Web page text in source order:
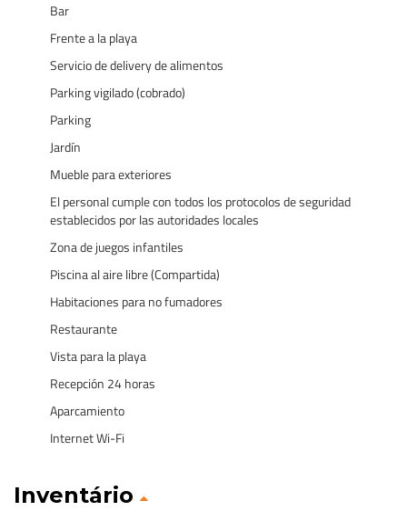
Bar
Frente a la playa
Servicio de delivery de alimentos
Parking vigilado (cobrado)
Parking
Jardín
Mueble para exteriores
El personal cumple con todos los protocolos de seguridad
establecidos por las autoridades locales
Zona de juegos infantiles
Piscina al aire libre (Compartida)
Habitaciones para no fumadores
Restaurante
Vista para la playa
Recepción 24 horas
Aparcamiento
Internet Wi-Fi
Inventário